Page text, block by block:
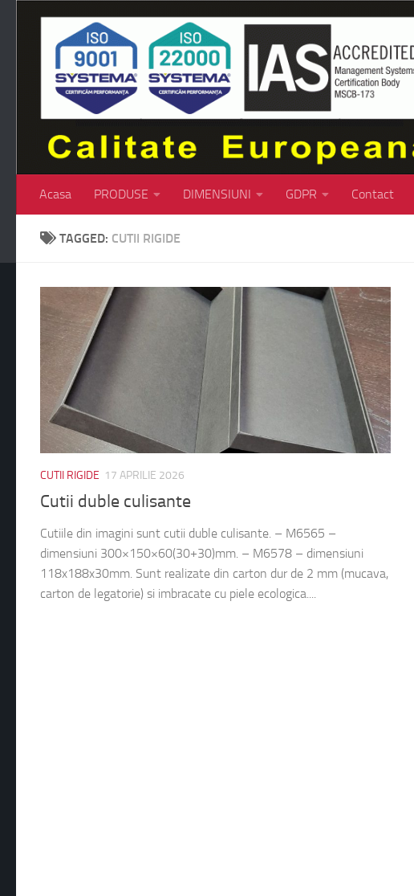
Skip to content
Acasa PRODUSE DIMENSIUNI GDPR Contact
TAGGED: CUTII RIGIDE
CUTII RIGIDE 17 APRILIE 2026
Cutii duble culisante
Cutiile din imagini sunt cutii duble culisante. – M6565 –
dimensiuni 300×150×60(30+30)mm. – M6578 – dimensiuni
118x188x30mm. Sunt realizate din carton dur de 2 mm (mucava,
carton de legatorie) si imbracate cu piele ecologica....